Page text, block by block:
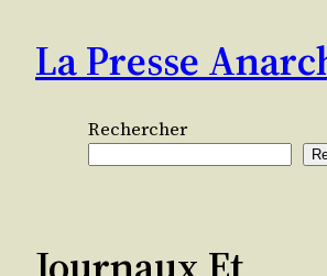
contenu
La Presse
Rechercher